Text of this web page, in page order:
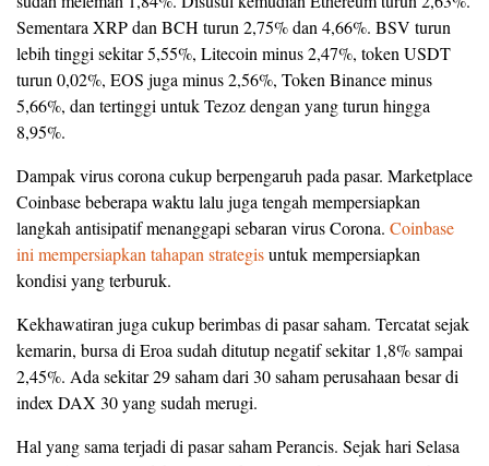
Sementara XRP dan BCH turun 2,75% dan 4,66%. BSV turun
lebih tinggi sekitar 5,55%, Litecoin minus 2,47%, token USDT
turun 0,02%, EOS juga minus 2,56%, Token Binance minus
5,66%, dan tertinggi untuk Tezoz dengan yang turun hingga
8,95%.
Dampak virus corona cukup berpengaruh pada pasar. Marketplace
Coinbase beberapa waktu lalu juga tengah mempersiapkan
langkah antisipatif menanggapi sebaran virus Corona. Coinbase
ini mempersiapkan tahapan strategisuntuk mempersiapkan
kondisi yang terburuk.
Kekhawatiran juga cukup berimbas di pasar saham. Tercatat sejak
kemarin, bursa di Eroa sudah ditutup negatif sekitar 1,8% sampai
2,45%. Ada sekitar 29 saham dari 30 saham perusahaan besar di
index DAX 30 yang sudah merugi.
Hal yang sama terjadi di pasar saham Perancis. Sejak hari Selasa